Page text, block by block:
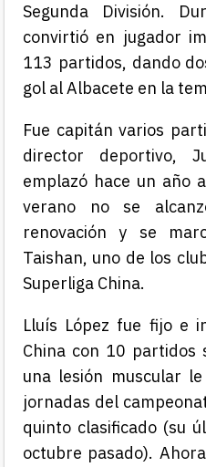
Segunda División.
convirtió en jugador
113 partidos, dando
gol al Albacete en la
Fue capitán varios
director deportivo,
emplazó hace un año
verano no se
renovación y se
Taishan, uno de los
Superliga China.
Lluís López fue fijo e
China con 10 partidos
una lesión muscular
jornadas del
quinto clasificado (su
octubre pasado).